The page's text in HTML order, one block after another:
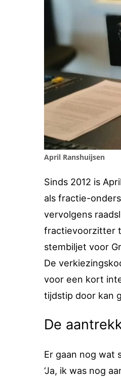
April Ranshuijsen
Sinds 2012 is
als fractie-
vervolgens
fractievoorzitter
stembiljet voor
De
voor een kort
tijdstip door kan
De
Er gaan nog wat
‘Ja, ik was nog